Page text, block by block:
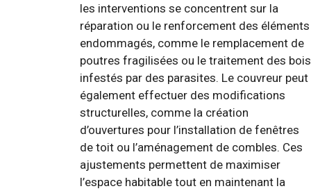
les interventions se concentrent sur la
réparation ou le renforcement des éléments
endommagés, comme le remplacement de
poutres fragilisées ou le traitement des bois
infestés par des parasites. Le couvreur peut
également effectuer des modifications
structurelles, comme la création
d’ouvertures pour l’installation de fenêtres
de toit ou l’aménagement de combles. Ces
ajustements permettent de maximiser
l’espace habitable tout en maintenant la